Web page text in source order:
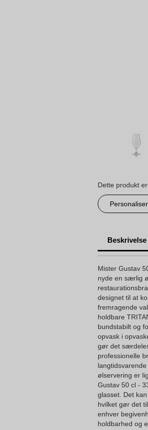
Dette produkt
Beskrivelse
Mister Gustav
nyde en særlig
designet til at
fremragende
holdbare
bundstabilt og
opvask i
gør det
professionelle
ølservering er
Gustav 50 cl -
glasset. Det
hvilket gør det
enhver
holdbarhed og